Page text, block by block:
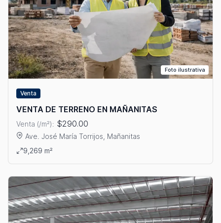
Foto ilustrativa
Venta
VENTA DE TERRENO EN MAÑANITAS
Venta (/m²): $290.00
Ave. José María Torrijos, Mañanitas
Ver detalles: VENTA DE TERRENO EN MAÑANITAS
9,269 m²